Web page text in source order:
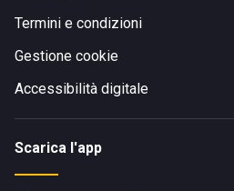
Termini e condizioni
Gestione cookie
Accessibilità digitale
Scarica l'app